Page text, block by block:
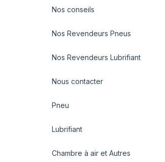
Nos conseils
Nos Revendeurs Pneus
Nos Revendeurs Lubrifiant
Nous contacter
Pneu
Lubrifiant
Chambre à air et Autres